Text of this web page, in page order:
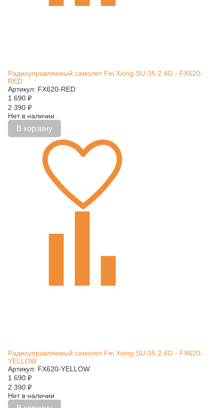
Радиоуправляемый самолет Fei Xiong SU-35 2.4G - FX620-
RED
Артикул: FX620-RED
1 690 ₽
2 390 ₽
Нет в наличии
В корзину
Радиоуправляемый самолет Fei Xiong SU-35 2.4G - FX620-
YELLOW
Артикул: FX620-YELLOW
1 690 ₽
2 390 ₽
Нет в наличии